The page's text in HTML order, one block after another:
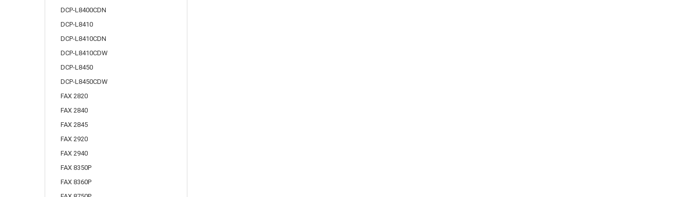
DCP-L8400CDN
DCP-L8410
DCP-L8410CDN
DCP-L8410CDW
DCP-L8450
DCP-L8450CDW
FAX 2820
FAX 2840
FAX 2845
FAX 2920
FAX 2940
FAX 8350P
FAX 8360P